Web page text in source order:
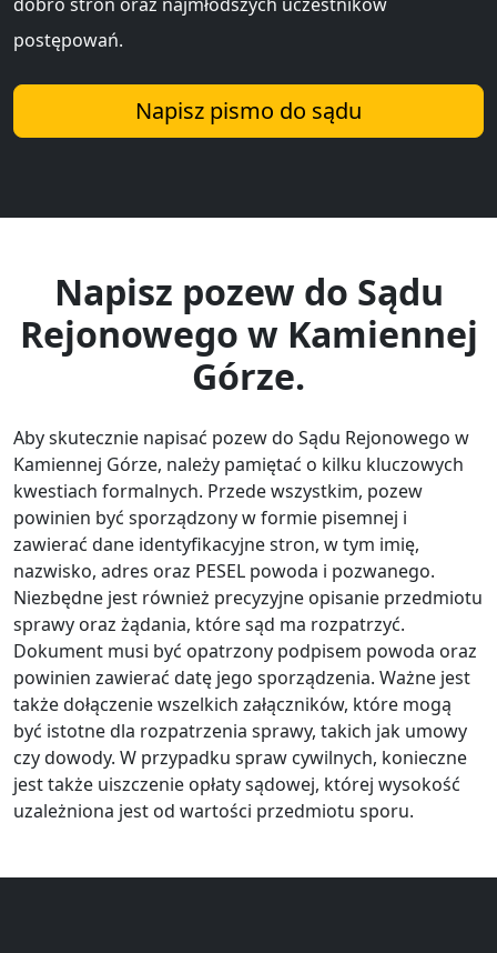
postępowań.
Napisz pismo do sądu
Napisz pozew do Sądu
Rejonowego w Kamiennej
Górze.
Aby skutecznie napisać pozew do Sądu Rejonowego w
Kamiennej Górze, należy pamiętać o kilku kluczowych
kwestiach formalnych. Przede wszystkim, pozew
powinien być sporządzony w formie pisemnej i
zawierać dane identyfikacyjne stron, w tym imię,
nazwisko, adres oraz PESEL powoda i pozwanego.
Niezbędne jest również precyzyjne opisanie przedmiotu
sprawy oraz żądania, które sąd ma rozpatrzyć.
Dokument musi być opatrzony podpisem powoda oraz
powinien zawierać datę jego sporządzenia. Ważne jest
także dołączenie wszelkich załączników, które mogą
być istotne dla rozpatrzenia sprawy, takich jak umowy
czy dowody. W przypadku spraw cywilnych, konieczne
jest także uiszczenie opłaty sądowej, której wysokość
uzależniona jest od wartości przedmiotu sporu.